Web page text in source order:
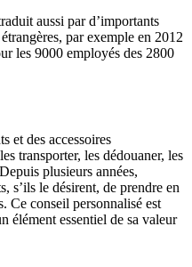
aussi par d’importants
par exemple en 2012
les 9000 employés des 2800
et des accessoires
transporter, les dédouaner, les
plusieurs années,
s’ils le désirent, de prendre en
Ce conseil personnalisé est
élément essentiel de sa valeur